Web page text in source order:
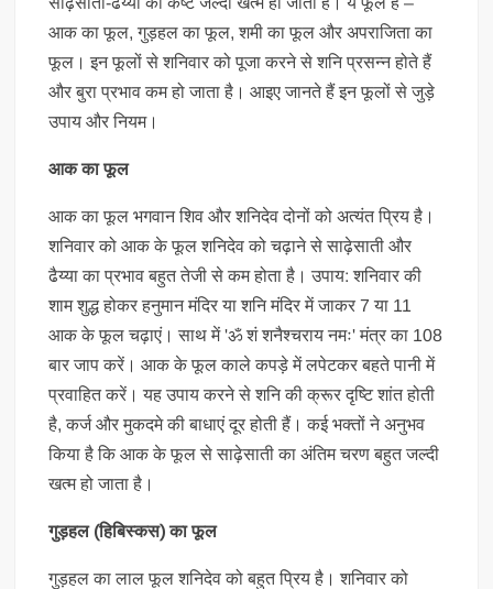
आक का फूल, गुड़हल का फूल, शमी का फूल और अपराजिता का
फूल। इन फूलों से शनिवार को पूजा करने से शनि प्रसन्न होते हैं
और बुरा प्रभाव कम हो जाता है। आइए जानते हैं इन फूलों से जुड़े
उपाय और नियम।
आक का फूल
आक का फूल भगवान शिव और शनिदेव दोनों को अत्यंत प्रिय है।
शनिवार को आक के फूल शनिदेव को चढ़ाने से साढ़ेसाती और
ढैय्या का प्रभाव बहुत तेजी से कम होता है। उपाय: शनिवार की
शाम शुद्ध होकर हनुमान मंदिर या शनि मंदिर में जाकर 7 या 11
आक के फूल चढ़ाएं। साथ में 'ॐ शं शनैश्चराय नमः' मंत्र का 108
बार जाप करें। आक के फूल काले कपड़े में लपेटकर बहते पानी में
प्रवाहित करें। यह उपाय करने से शनि की क्रूर दृष्टि शांत होती
है, कर्ज और मुकदमे की बाधाएं दूर होती हैं। कई भक्तों ने अनुभव
किया है कि आक के फूल से साढ़ेसाती का अंतिम चरण बहुत जल्दी
खत्म हो जाता है।
गुड़हल (हिबिस्कस) का फूल
गुड़हल का लाल फूल शनिदेव को बहुत प्रिय है। शनिवार को